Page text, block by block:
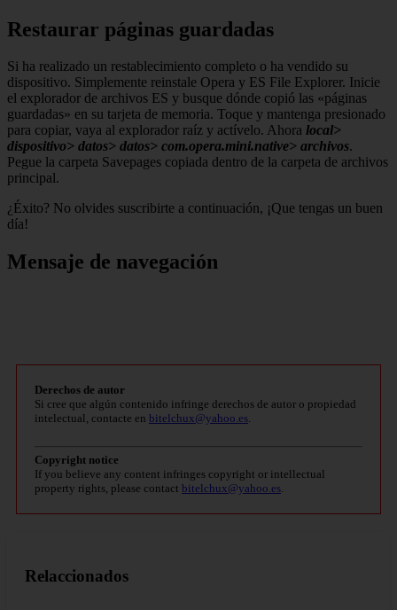
Restaurar páginas guardadas
Si ha realizado un restablecimiento completo o ha vendido su
dispositivo. Simplemente reinstale Opera y ES File Explorer. Inicie
el explorador de archivos ES y busque dónde copió las «páginas
guardadas» en su tarjeta de memoria. Toque y mantenga presionado
para copiar, vaya al explorador raíz y actívelo. Ahora local>
dispositivo> datos> datos> com.opera.mini.native> archivos.
Pegue la carpeta Savepages copiada dentro de la carpeta de archivos
principal.
¿Éxito? No olvides suscribirte a continuación, ¡Que tengas un buen
día!
Mensaje de navegación
Derechos de autor
Si cree que algún contenido infringe derechos de autor o propiedad
intelectual, contacte en bitelchux@yahoo.es.
Copyright notice
If you believe any content infringes copyright or intellectual
property rights, please contact bitelchux@yahoo.es.
Relaccionados